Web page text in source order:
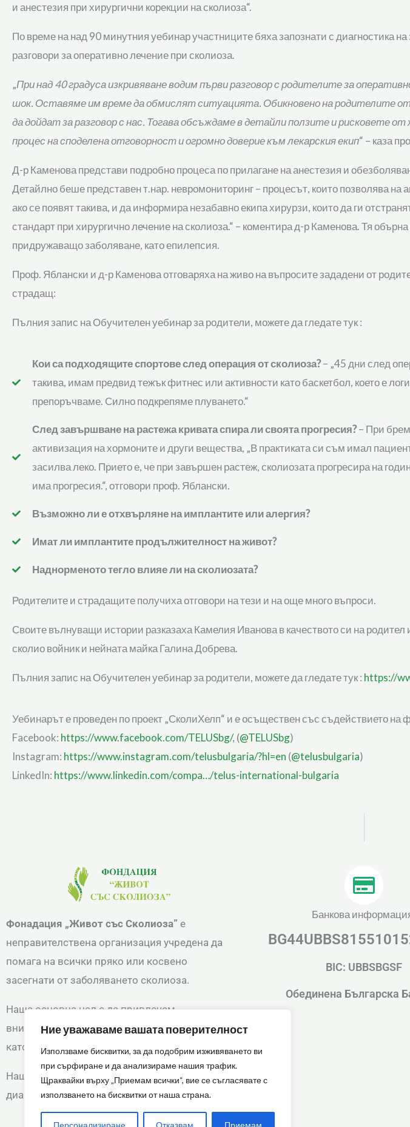
Ние уважаваме вашата поверителност
Използваме бисквитки, за да подобрим изживяването ви
при сърфиране и да анализираме нашия трафик.
Щраквайки върху „Приемам всички“, вие се съгласявате с
използването на бисквитки от наша страна.
Персонализиране Отказвам Приемам
и анестезия при хирургични корекции на сколиоза“.
По време на над 90 минутния уебинар участниците бяха запознати с диагностика на
разговори за оперативно лечение при сколиоза.
„При над 40 градуса изкривяване водим първи разговор с родителите за
шок. Оставяме им време да обмислят ситуацията. Обикновено на родителите
да дойдат за разговор с нас. Тогава обсъждаме в детайли ползите и рисковете
процес на споделена отговорност и огромно доверие към лекарския екип“ – каза
Д-р Каменова представи подробно процеса по прилагане на анестезия и
Детайлно беше представен т.нар. невромониторинг – процесът, които позволява на
ако се появят такива, и да информира незабавно екипа хирурзи, които да ги
стандарт при хирургично лечение на сколиоза.“ – коментира д-р Каменова. Тя
придружаващо заболяване, като епилепсия.
Проф. Яблански и д-р Каменова отговаряха на живо на въпросите зададени от
страдащ:
Пълния запис на Обучителен уебинар за родители, можете да гледате тук :
Кои са подходящите спортове след операция от сколиоза?– „45 дни след
такива, имам предвид тежък фитнес или активности като баскетбол, което е
препоръчваме. Силно подкрепяме плуването.“
След завършване на растежа кривата спира ли своята прогресия?– При
активизация на хормоните и други вещества, „В практиката си съм имал
засилва леко. Прието е, че при завършен растеж, сколиозата прогресира на
има прогресия.“, отговори проф. Яблански.
Възможно ли е отхвърляне на имплантите или алергия?
Имат ли имплантите продължителност на живот?
Наднорменото тегло влияе ли на сколиозата?
Родителите и страдащите получиха отговори на тези и на още много въпроси.
Своите вълнуващи истории разказаха Камелия Иванова в качеството си на
сколио войник и нейната майка Галина Добрева.
Пълния запис на Обучителен уебинар за родители, можете да гледате тук : https://
Уебинарът е проведен по проект „СколиХелп“ и е осъществен със съдействието
Facebook: https://www.facebook.com/TELUSbg/, (@TELUSbg)
Instagram: https://www.instagram.com/telusbulgaria/?hl=en (@telusbulgaria)
LinkedIn: https://www.linkedin.com/compa…/telus-international-bulgaria
Фонадация „Живот със Сколиоза” е
неправителствена организация учредена да
помага на всички пряко или косвено
засегнати от заболяването сколиоза.
Наша основна цел е да привлечем
вниманието на родители и деца, и общността
като цяло към този наболял проблем.
Наша основна мисия е ранно
диагностициране на заболяването.
Банкова
BIC: UBBSBGSF
Обединена Българска